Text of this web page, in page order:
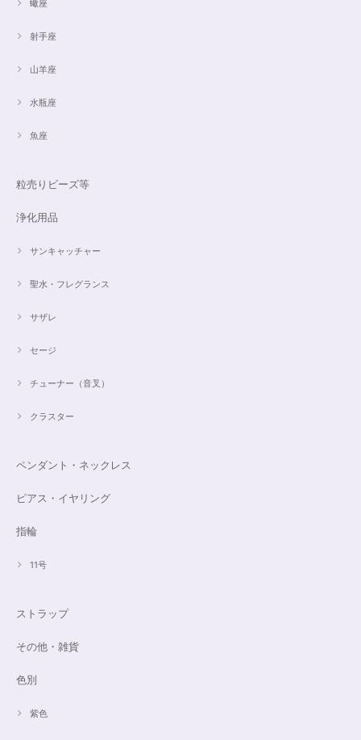
蠍座
射手座
山羊座
水瓶座
魚座
粒売りビーズ等
浄化用品
サンキャッチャー
聖水・フレグランス
サザレ
セージ
チューナー（音叉）
クラスター
ペンダント・ネックレス
ピアス・イヤリング
指輪
11号
ストラップ
その他・雑貨
色別
紫色